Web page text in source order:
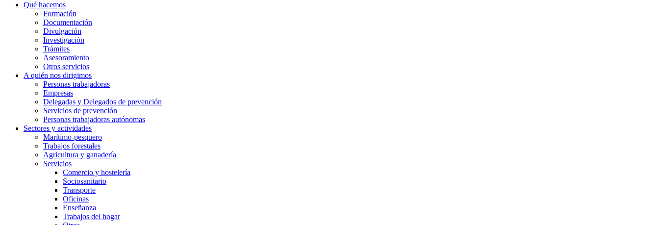
Qué hacemos
Formación
Documentación
Divulgación
Investigación
Trámites
Asesoramiento
Otros servicios
A quién nos dirigimos
Personas trabajadoras
Empresas
Delegadas y Delegados de prevención
Servicios de prevención
Personas trabajadoras autónomas
Sectores y actividades
Marítimo-pesquero
Trabajos forestales
Agricultura y ganadería
Servicios
Comercio y hostelería
Sociosanitario
Transporte
Oficinas
Enseñanza
Trabajos del hogar